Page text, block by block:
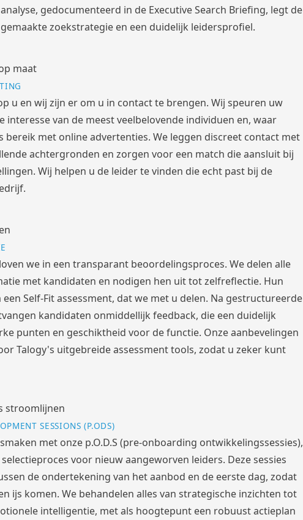
gedocumenteerd in de Executive Search Briefing, legt de
zoekstrategie en een duidelijk leidersprofiel.
maat
u en wij zijn er om u in contact te brengen. Wij speuren uw
interesse van de meest veelbelovende individuen en, waar
bereik met online advertenties. We leggen discreet contact met
achtergronden en zorgen voor een match die aansluit bij
Wij helpen u de leider te vinden die echt past bij de
we in een transparant beoordelingsproces. We delen alle
met kandidaten en nodigen hen uit tot zelfreflectie. Hun
Self-Fit assessment, dat we met u delen. Na gestructureerde
kandidaten onmiddellijk feedback, die een duidelijk
punten en geschiktheid voor de functie. Onze aanbevelingen
Talogy's uitgebreide assessment tools, zodat u zeker kunt
stroomlijnen
SESSIONS (P.ODS)
met onze p.O.D.S (pre-onboarding ontwikkelingssessies),
voor nieuw aangeworven leiders. Deze sessies
de ondertekening van het aanbod en de eerste dag, zodat
ijs komen. We behandelen alles van strategische inzichten tot
intelligentie, met als hoogtepunt een robuust actieplan